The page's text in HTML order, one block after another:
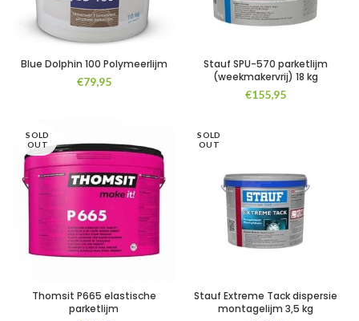
Blue Dolphin 100 Polymeerlijm
€79,95
Stauf SPU-570 parketlijm
(weekmakervrij) 18 kg
€155,95
SOLD
OUT
Thomsit P665 elastische
parketlijm
SOLD
OUT
Stauf Extreme Tack dispersie
montagelijm 3,5 kg